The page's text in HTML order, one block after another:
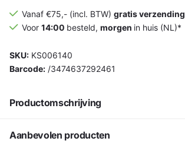
Vanaf €75,- (incl. BTW) gratis verzending
Voor 14:00 besteld, morgen in huis (NL)*
SKU: KS006140
Barcode: /3474637292461
Productomschrijving
Aanbevolen producten